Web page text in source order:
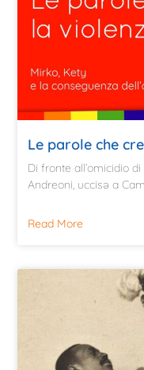
Le parole che
Di fronte all’omicidio
Andreoni, uccisə a
Read More